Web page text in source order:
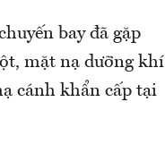
bay đã gặp
mặt nạ dưỡng khí
cánh khẩn cấp tại